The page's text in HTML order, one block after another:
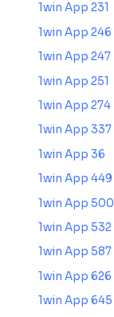
1win App 231
1win App 246
1win App 247
1win App 251
1win App 274
1win App 337
1win App 36
1win App 449
1win App 500
1win App 532
1win App 587
1win App 626
1win App 645